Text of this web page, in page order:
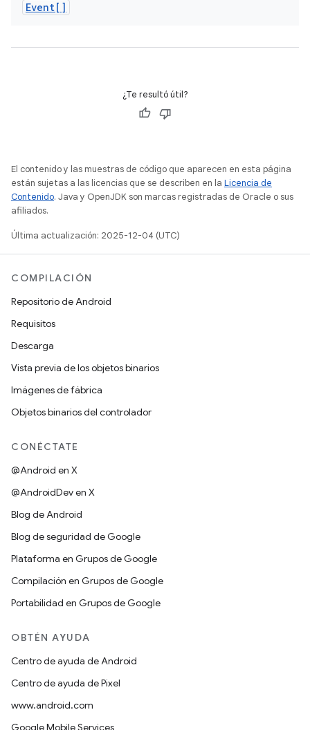
Event[]
¿Te resultó útil?
El contenido y las muestras de código que aparecen en esta página
están sujetas a las licencias que se describen en la Licencia de
Contenido. Java y OpenJDK son marcas registradas de Oracle o sus
afiliados.
Última actualización: 2025-12-04 (UTC)
COMPILACIÓN
Repositorio de Android
Requisitos
Descarga
Vista previa de los objetos binarios
Imágenes de fábrica
Objetos binarios del controlador
CONÉCTATE
@Android en X
@AndroidDev en X
Blog de Android
Blog de seguridad de Google
Plataforma en Grupos de Google
Compilación en Grupos de Google
Portabilidad en Grupos de Google
OBTÉN AYUDA
Centro de ayuda de Android
Centro de ayuda de Pixel
www.android.com
Google Mobile Services